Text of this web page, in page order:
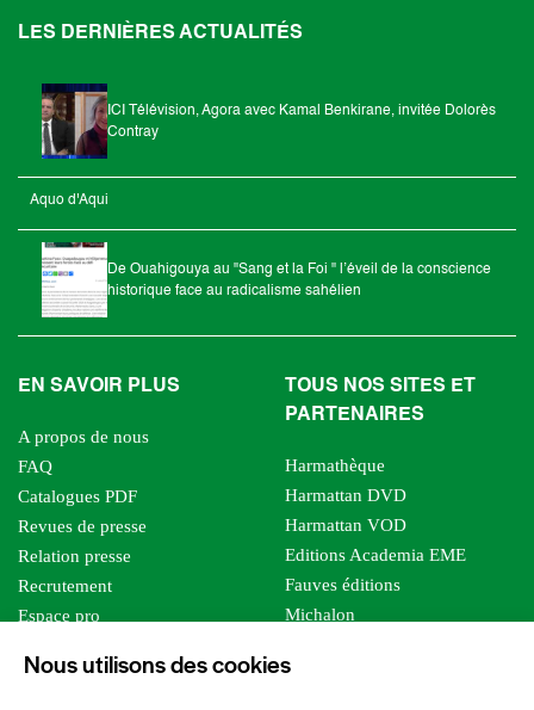
Nous utilisons des cookies
LES DERNIÈRES ACTUALITÉS
ICI Télévision, Agora avec Kamal Benkirane, invitée Dolorès
Contray
Aquo d'Aqui
De Ouahigouya au "Sang et la Foi " l’éveil de la conscience
historique face au radicalisme sahélien
EN SAVOIR PLUS
A propos de nous
FAQ
Catalogues PDF
Revues de presse
Relation presse
Recrutement
Espace pro
Foreign rights
TOUS NOS SITES ET
PARTENAIRES
Harmathèque
Harmattan DVD
Harmattan VOD
Editions Academia EME
Fauves éditions
Michalon
Editions Sutton